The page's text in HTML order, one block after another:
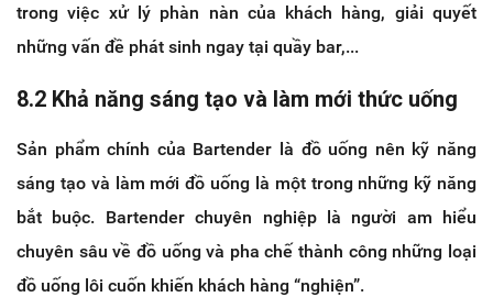
trong việc xử lý phàn nàn của khách hàng, giải quyết
những vấn đề phát sinh ngay tại quầy bar,...
8.2 Khả năng sáng tạo và làm mới thức uống
Sản phẩm chính của Bartender là đồ uống nên kỹ năng
sáng tạo và làm mới đồ uống là một trong những kỹ năng
bắt buộc. Bartender chuyên nghiệp là người am hiểu
chuyên sâu về đồ uống và pha chế thành công những loại
đồ uống lôi cuốn khiến khách hàng “nghiện”.